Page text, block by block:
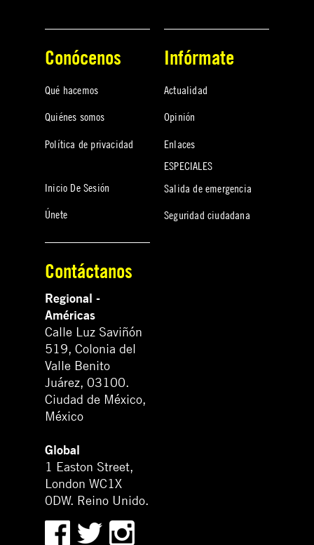
Conócenos
Qué hacemos
Quiénes somos
Política de privacidad
Inicio De Sesión
Únete
Infórmate
Actualidad
Opinión
Enlaces
ESPECIALES
Salida de emergencia
Seguridad ciudadana
Contáctanos
Regional -
Américas
Calle Luz Saviñón
519, Colonia del
Valle Benito
Juárez, 03100.
Ciudad de México,
México
Global
1 Easton Street,
London WC1X
0DW. Reino Unido.